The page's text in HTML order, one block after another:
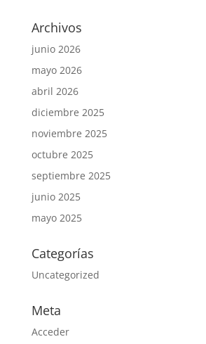
Archivos
junio 2026
mayo 2026
abril 2026
diciembre 2025
noviembre 2025
octubre 2025
septiembre 2025
junio 2025
mayo 2025
Categorías
Uncategorized
Meta
Acceder